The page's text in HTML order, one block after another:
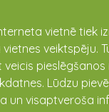
vietnē tiek
veiktspēju.
Lūdzu
un visaptveroša